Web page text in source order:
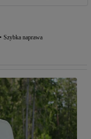
Szybka naprawa